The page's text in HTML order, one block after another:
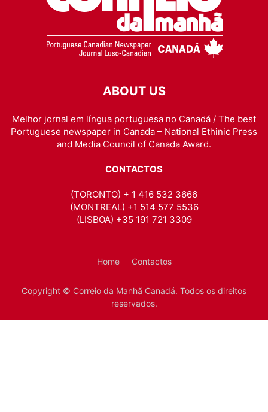
ABOUT US
Melhor jornal em língua portuguesa no Canadá / The best
Portuguese newspaper in Canada – National Ethinic Press
and Media Council of Canada Award.
CONTACTOS
(TORONTO) + 1 416 532 3666
(MONTREAL) +1 514 577 5536
(LISBOA) +35 191 721 3309
Home Contactos
Copyright © Correio da Manhã Canadá. Todos os direitos
reservados.